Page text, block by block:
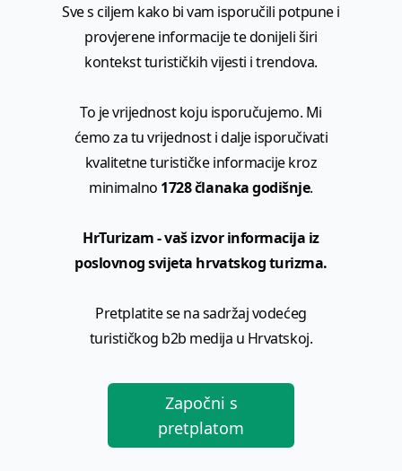
Sve s ciljem kako bi vam isporučili potpune i
provjerene informacije te donijeli širi
kontekst turističkih vijesti i trendova.
To je vrijednost koju isporučujemo. Mi
ćemo za tu vrijednost i dalje isporučivati
kvalitetne turističke informacije kroz
minimalno 1728 članaka godišnje.
HrTurizam - vaš izvor informacija iz
poslovnog svijeta hrvatskog turizma.
Pretplatite se na sadržaj vodećeg
turističkog b2b medija u Hrvatskoj.
Započni s
pretplatom